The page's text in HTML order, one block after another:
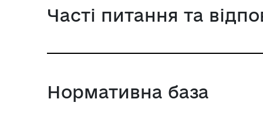
Часті питання та
Нормативна база